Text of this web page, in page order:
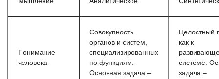
Понимание
человека
Совокупность
органов и систем,
специализированных
по функциям.
Основная задача –
Целостный
как к
системе.
задача –